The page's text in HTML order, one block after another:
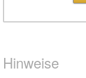
Hinweise